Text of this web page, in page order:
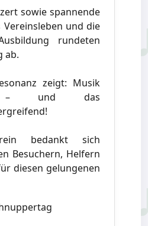
sowie spannende
Vereinsleben und die
rundeten
ab.
zeigt: Musik
– und das
bedankt sich
Besuchern, Helfern
diesen gelungenen